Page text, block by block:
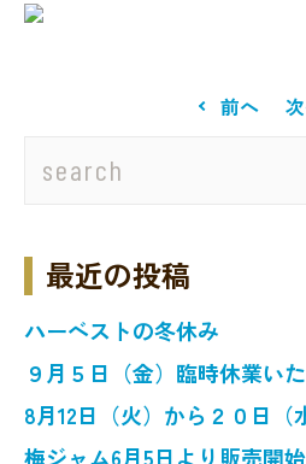
前へ
最近の投稿
ハーベストの冬休み
９月５日（金）臨時休業い
8月12日（火）から２０日（
梅ジャム6月5日より販売開